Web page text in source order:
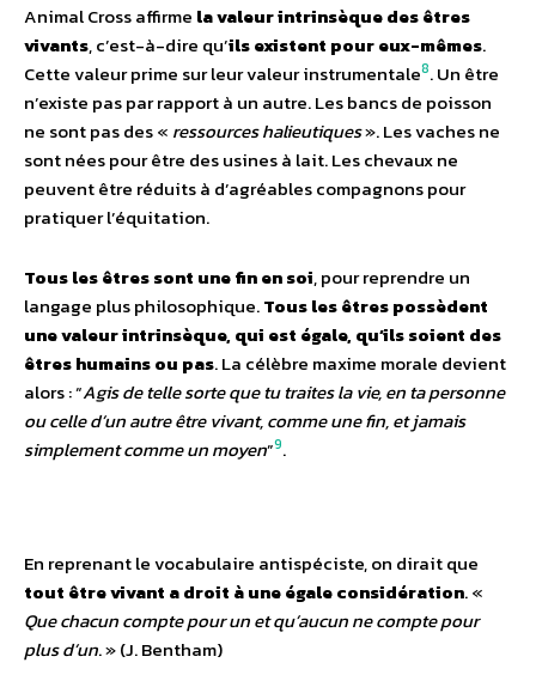
Animal Cross affirme la valeur intrinsèque des êtres
vivants, c’est-à-dire qu’ils existent pour eux-mêmes.
Cette valeur prime sur leur valeur instrumentale8. Un être
n’existe pas par rapport à un autre. Les bancs de poisson
ne sont pas des « ressources halieutiques». Les vaches ne
sont nées pour être des usines à lait. Les chevaux ne
peuvent être réduits à d’agréables compagnons pour
pratiquer l’équitation.
Tous les êtres sont une fin en soi, pour reprendre un
langage plus philosophique.Tous les êtres possèdent
une valeur intrinsèque, qui est égale, qu’ils soient des
êtres humains ou pas. La célèbre maxime morale devient
alors : “Agis de telle sorte que tu traites la vie, en ta personne
ou celle d’un autre être vivant, comme une fin, et jamais
simplement comme un moyen”9.
En reprenant le vocabulaire antispéciste, on dirait que
tout être vivant a droit à une égale considération. «
Que chacun compte pour un et qu’aucun ne compte pour
plus d’un. » (J. Bentham)